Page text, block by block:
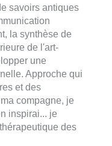
savoirs antiques
la synthèse de
de l'art-
une
Approche qui
et des
compagne, je
inspirai... je
des